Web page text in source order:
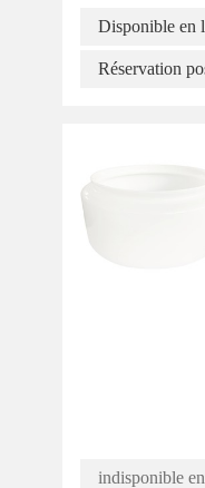
Disponible en
Réservation
indisponible